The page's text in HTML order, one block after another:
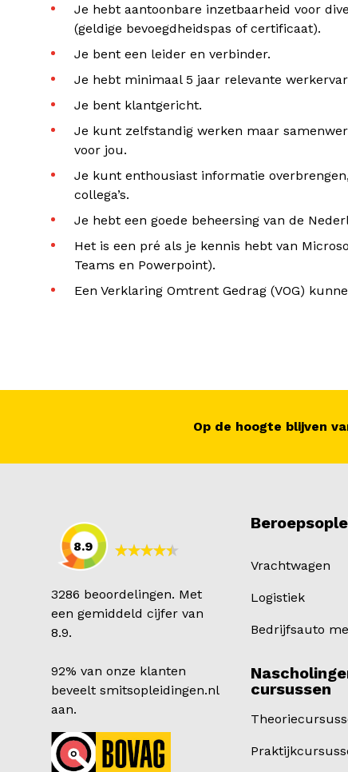
Je hebt aantoonbare inzetbaarheid voor
(geldige bevoegdheidspas of certificaat).
Je bent een leider en verbinder.
Je hebt minimaal 5 jaar relevante
Je bent klantgericht.
Je kunt zelfstandig werken maar
voor jou.
Je kunt enthousiast informatie
collega’s.
Je hebt een goede beheersing van de
Het is een pré als je kennis hebt van
Teams en Powerpoint).
Een Verklaring Omtrent Gedrag (VOG)
Op de hoogte blijven
8.9
3286 beoordelingen. Met
een gemiddeld cijfer van
8.9.
92% van onze klanten
beveelt smitsopleidingen.nl
aan.
Vrachtwagen
Logistiek
Bedrijfsauto
cursussen